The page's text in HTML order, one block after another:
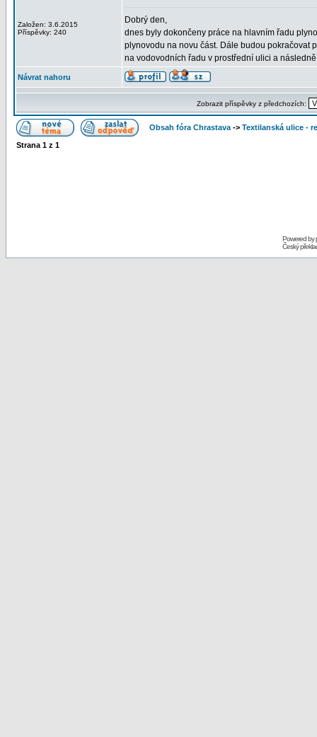
Založen: 3.6.2015
Příspěvky: 240
Dobrý den,
dnes byly dokončeny práce na hlavním řadu
plynovodu na novu část. Dále budou pokračovat
na vodovodních řadu v prostřední ulici a
Návrat nahoru
Zobrazit příspěvky z předchozích:
Obsah fóra Chrastava -> Textilanská ulice -
Strana 1 z 1
Powered by
Český